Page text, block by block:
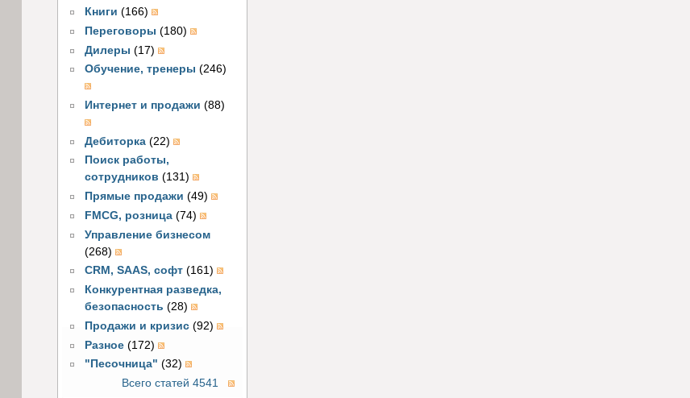
Книги (166)
Переговоры (180)
Дилеры (17)
Обучение, тренеры (246)
Интернет и продажи (88)
Дебиторка (22)
Поиск работы,
сотрудников (131)
Прямые продажи (49)
FMCG, розница (74)
Управление бизнесом
(268)
CRM, SAAS, софт (161)
Конкурентная разведка,
безопасность (28)
Продажи и кризис (92)
Разное (172)
"Песочница" (32)
Всего статей 4541